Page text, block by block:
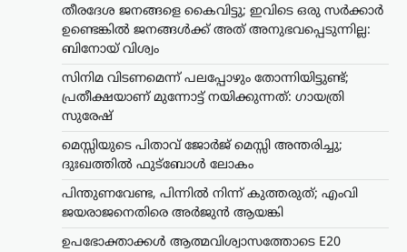
തീരദേശ ജനങ്ങളെ കൈവിട്ടു; ഇവിടെ ഒരു സര്‍ക്കാര്‍
ഉണ്ടെങ്കില്‍ ജനങ്ങള്‍ക്ക് അത് അനുഭവപ്പെടുന്നില്ല:
ബിനോയ് വിശ്വം
സിനിമ വിടണമെന്ന് പലപ്പോഴും തോന്നിയിട്ടുണ്ട്;
പ്രതീക്ഷയാണ് മുന്നോട്ട് നയിക്കുന്നത്: ഗായത്രി
സുരേഷ്
മെസ്സിയുടെ പിതാവ് ജോർജ് മെസ്സി അന്തരിച്ചു;
ദുഃഖത്തിൽ ഫുട്ബോൾ ലോകം
പിന്തുണവേണ്ട, പിന്നില്‍ നിന്ന് കുത്തരുത്; എംവി
ജയരാജനെതിരെ അര്‍ജുന്‍ ആയങ്കി
ഉപഭോക്താക്കൾ ആത്മവിശ്വാസത്തോടെ E20